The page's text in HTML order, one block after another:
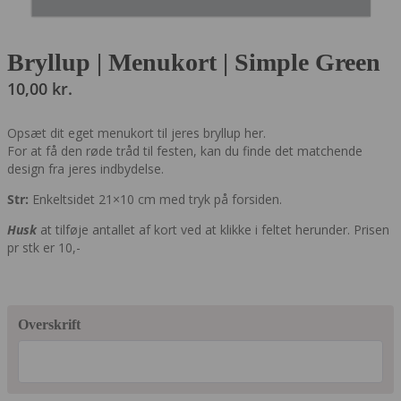
Bryllup | Menukort | Simple Green
10,00 kr.
Opsæt dit eget menukort til jeres bryllup her.
For at få den røde tråd til festen, kan du finde det matchende
design fra jeres indbydelse.
Str: Enkeltsidet 21×10 cm med tryk på forsiden.
Husk at tilføje antallet af kort ved at klikke i feltet herunder. Prisen
pr stk er 10,-
Overskrift